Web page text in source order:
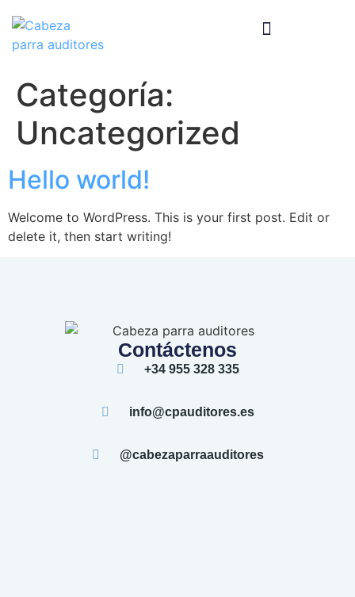
Categoría:
Uncategorized
Hello world!
Welcome to WordPress. This is your first post. Edit or
delete it, then start writing!
Contáctenos
+34 955 328 335
info@cpauditores.es
@cabezaparraauditores